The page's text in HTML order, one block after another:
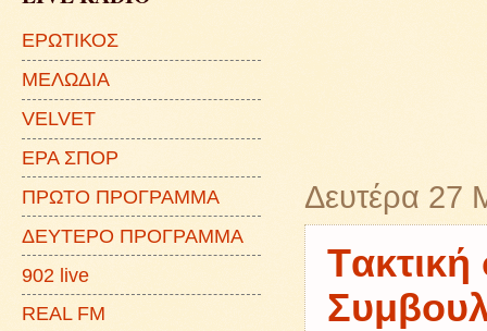
Δευτέρα 27
ΕΡΩΤΙΚΟΣ
ΜΕΛΩΔΙΑ
VELVET
ΕΡΑ ΣΠΟΡ
ΠΡΩΤΟ ΠΡΟΓΡΑΜΜΑ
ΔΕΥΤΕΡΟ ΠΡΟΓΡΑΜΜΑ
902 live
REAL FM